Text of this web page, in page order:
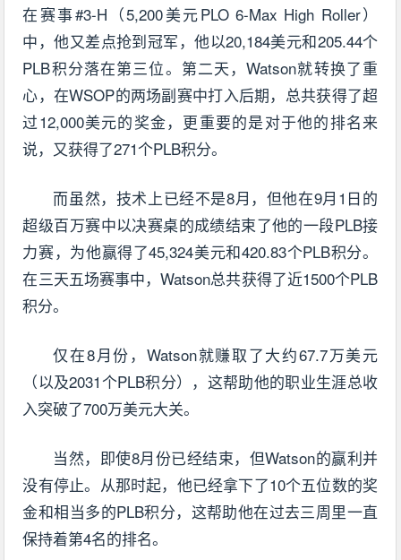
在赛事#3-H（5,200美元PLO 6-Max High Roller）
中，他又差点抢到冠军，他以20,184美元和205.44个
PLB积分落在第三位。第二天，Watson就转换了重
心，在WSOP的两场副赛中打入后期，总共获得了超
过12,000美元的奖金，更重要的是对于他的排名来
说，又获得了271个PLB积分。
而虽然，技术上已经不是8月，但他在9月1日的
超级百万赛中以决赛桌的成绩结束了他的一段PLB接
力赛，为他赢得了45,324美元和420.83个PLB积分。
在三天五场赛事中，Watson总共获得了近1500个PLB
积分。
仅在8月份，Watson就赚取了大约67.7万美元
（以及2031个PLB积分），这帮助他的职业生涯总收
入突破了700万美元大关。
当然，即使8月份已经结束，但Watson的赢利并
没有停止。从那时起，他已经拿下了10个五位数的奖
金和相当多的PLB积分，这帮助他在过去三周里一直
保持着第4名的排名。